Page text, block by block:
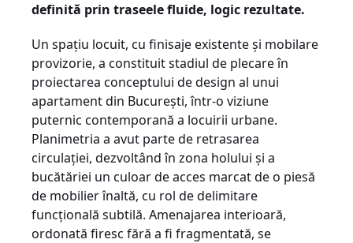
definită prin traseele fluide, logic rezultate.
Un spațiu locuit, cu finisaje existente și mobilare
provizorie, a constituit stadiul de plecare în
proiectarea conceptului de design al unui
apartament din București, într-o viziune
puternic contemporană a locuirii urbane.
Planimetria a avut parte de retrasarea
circulației, dezvoltând în zona holului și a
bucătăriei un culoar de acces marcat de o piesă
de mobilier înaltă, cu rol de delimitare
funcțională subtilă. Amenajarea interioară,
ordonată firesc fără a fi fragmentată, se